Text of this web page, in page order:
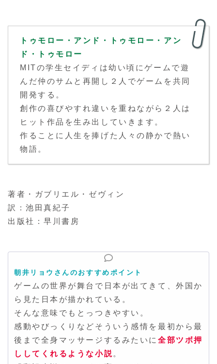
トゥモロー・アンド・トゥモロー・アン
ド・トゥモロー
MITの学生セイディは幼い頃にゲームで遊
んだ仲のサムと再開し２人でゲームを共同
開発する。
創作の喜びやすれ違いを重ねながら２人は
ヒット作品を生み出していきます。
作ることに人生を捧げた人々の静かで熱い
物語。
著者・ガブリエル・ゼヴィン
訳：池田真紀子
出版社：早川書房
朝井リョウさんのおすすめポイント
ゲームの世界が舞台で日本が出てきて、外国か
ら見た日本が描かれている。
そんな意味でもとっつきやすい。
感動やびっくりなどそういう感情を最初から最
後まで全身マッサージするみたいに 全部ツボ押
ししてくれるような小説。